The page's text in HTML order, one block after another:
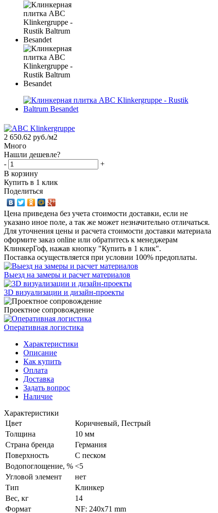
2 650.62 руб./м2
Много
Нашли дешевле?
-
+
В корзину
Купить в 1 клик
Поделиться
Цена приведена без учета стоимости доставки, если не
указано иное поле, а так же может незначительно отличаться.
Для уточнения цены и расчета стоимости доставки материала
оформите заказ online или обратитесь к менеджерам
КлинкерГоф, нажав кнопку "Купить в 1 клик".
Поставка осуществляется при условии 100% предоплаты.
Выезд на замеры и расчет материалов
3D визуализации и дизайн-проекты
Проектное сопровождение
Оперативная логистика
Характеристики
Описание
Как купить
Оплата
Доставка
Задать вопрос
Наличие
Характеристики
Цвет
Коричневый, Пестрый
Толщина
10 мм
Страна бренда
Германия
Поверхность
С песком
Водопоглощение, % <5
Угловой элемент
нет
Тип
Клинкер
Вес, кг
14
Формат
NF: 240x71 mm